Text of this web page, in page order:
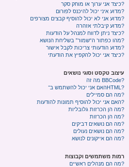
כיצד אני ערוך או מוחק סקר?
מדוע איני יכול להיכנס לפורום?
מדוע אני לא יכול להוסיף קבצים מצורפים?
מדוע קיבלתי אזהרה?
כיצד ניתן לדווח למנהל על הודעות?
מהו כפתור ה“שמור” בשליחת הנושא?
מדוע הודעותי צריכות לקבל אישור?
כיצד אני יכול להקפיץ את הודעתי?
עיצוב טקסט וסוגי נושאים
מה זה BBCode?
האם אני יכול להשתמש ב־HTML?
מה הם סמיילים?
האם אני יכול להוסיף תמונות להודעות?
מה הן הכרזות גלובליות?
מה הן הכרזות?
מה הם נושאים דביקים?
מה הם נושאים נעולים?
מה הם אייקונים לנושא?
רמות משתמשים וקבוצות
מה הם מנהלים ראשיים?